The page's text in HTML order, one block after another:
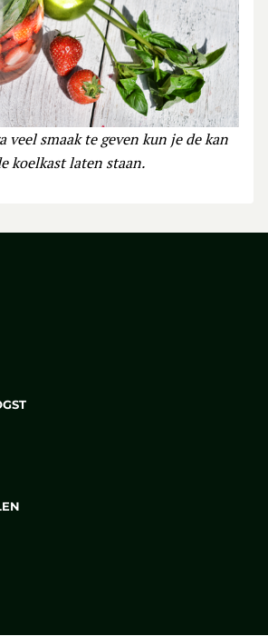
veel smaak te geven kun je de kan
koelkast laten staan.
Pinterest